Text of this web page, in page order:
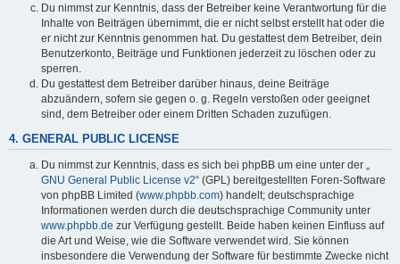
Du nimmst zur Kenntnis, dass der Betreiber keine Verantwortung für die
Inhalte von Beiträgen übernimmt, die er nicht selbst erstellt hat oder die
er nicht zur Kenntnis genommen hat. Du gestattest dem Betreiber, dein
Benutzerkonto, Beiträge und Funktionen jederzeit zu löschen oder zu
sperren.
Du gestattest dem Betreiber darüber hinaus, deine Beiträge
abzuändern, sofern sie gegen o. g. Regeln verstoßen oder geeignet
sind, dem Betreiber oder einem Dritten Schaden zuzufügen.
4. GENERAL PUBLIC LICENSE
Du nimmst zur Kenntnis, dass es sich bei phpBB um eine unter der „
GNU General Public License v2“ (GPL) bereitgestellten Foren-Software
von phpBB Limited (www.phpbb.com) handelt; deutschsprachige
Informationen werden durch die deutschsprachige Community unter
www.phpbb.de zur Verfügung gestellt. Beide haben keinen Einfluss auf
die Art und Weise, wie die Software verwendet wird. Sie können
insbesondere die Verwendung der Software für bestimmte Zwecke nicht